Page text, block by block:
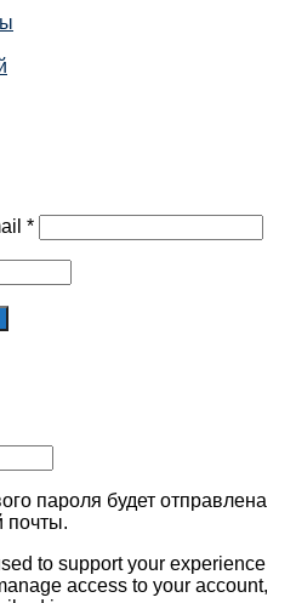
*
пароля будет отправлена
почты.
to support your experience
access to your account,